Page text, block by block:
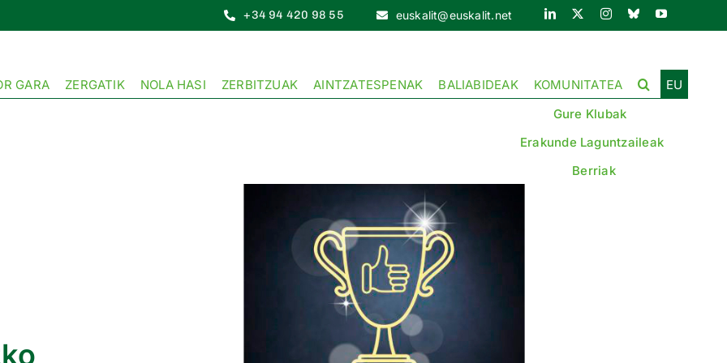
+34 94 420 98 55 euskalit@euskalit.net
GARA ZERGATIK NOLA HASI ZERBITZUAK AINTZATESPENAK BALIABIDEAK KOMUNITATEA
EU
Gure Klubak
Erakunde Laguntzaileak
Berriak